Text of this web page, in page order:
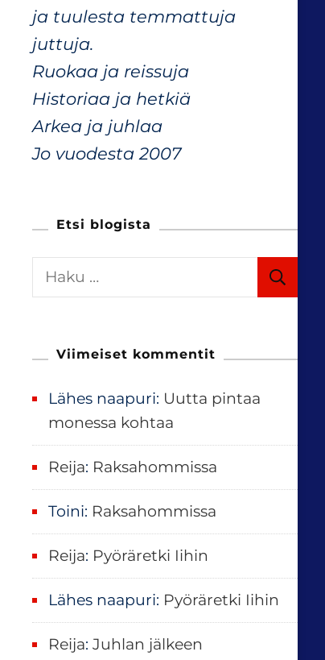
ja tuulesta temmattuja
juttuja.
Ruokaa ja reissuja
Historiaa ja hetkiä
Arkea ja juhlaa
Jo vuodesta 2007
Etsi blogista
a
Viimeiset kommentit
Lähes naapuri: Uutta pintaa
monessa kohtaa
Reija: Raksahommissa
Toini: Raksahommissa
Reija: Pyöräretki Iihin
Lähes naapuri: Pyöräretki Iihin
Reija:Juhlan jälkeen